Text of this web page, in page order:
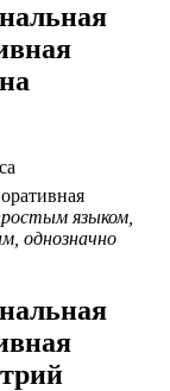
языком,
однозначно